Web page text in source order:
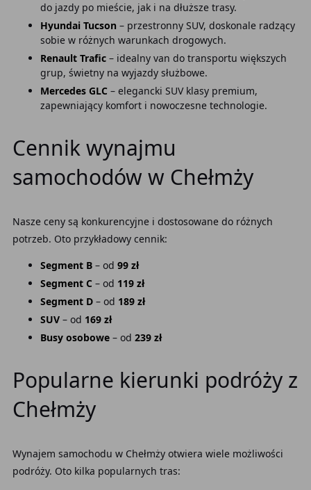
do jazdy po mieście, jak i na dłuższe trasy.
Hyundai Tucson – przestronny SUV, doskonale radzący
sobie w różnych warunkach drogowych.
Renault Trafic– idealny van do transportu większych
grup, świetny na wyjazdy służbowe.
Mercedes GLC – elegancki SUV klasy premium,
zapewniający komfort i nowoczesne technologie.
Cennik wynajmu
samochodów w Chełmży
Nasze ceny są konkurencyjne i dostosowane do różnych
potrzeb. Oto przykładowy cennik:
Segment B– od 99 zł
Segment C – od 119 zł
Segment D– od 189 zł
SUV– od 169 zł
Busy osobowe– od 239 zł
Popularne kierunki podróży z
Chełmży
Wynajem samochodu w Chełmży otwiera wiele możliwości
podróży. Oto kilka popularnych tras: